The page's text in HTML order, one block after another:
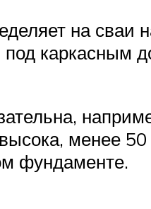
на сваи
менее
фундаменте.